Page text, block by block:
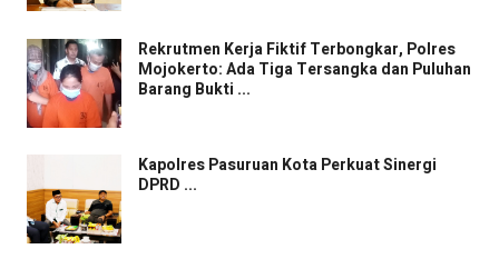
Rekrutmen Kerja Fiktif Terbongkar, Polres
Mojokerto: Ada Tiga Tersangka dan Puluhan
Barang Bukti ...
Kapolres Pasuruan Kota Perkuat Sinergi
DPRD ...